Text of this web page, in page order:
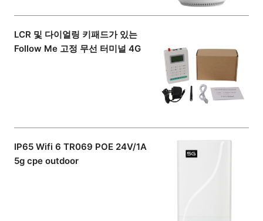
LCR 및 다이얼링 키패드가 있는
Follow Me 고정 무선 터미널 4G
IP65 Wifi 6 TR069 POE 24V/1A
5g cpe outdoor